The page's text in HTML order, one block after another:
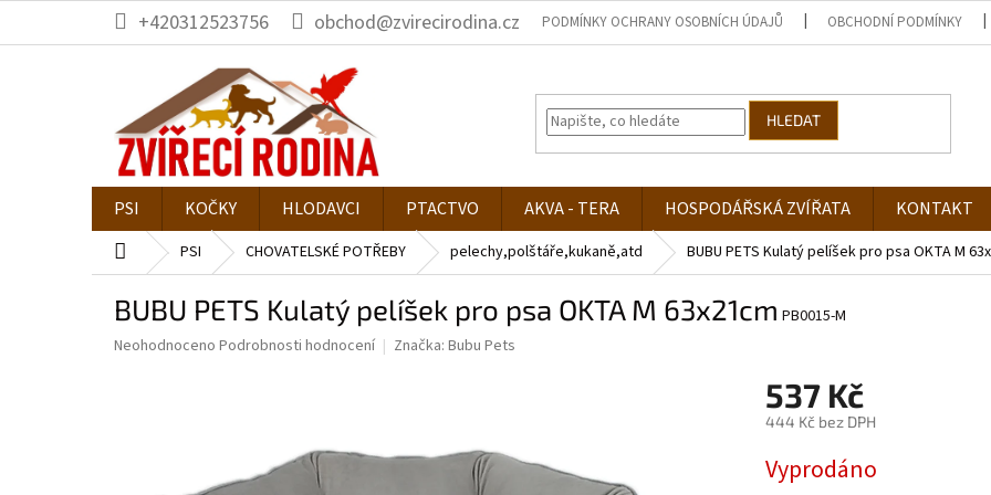
obsah
+420312523756 obchod@zvirecirodina.cz PODMÍNKY OCHRANY OSOBNÍCH ÚDAJŮ OBCHODNÍ PODMÍNKY
HLEDAT
PSI KOČKY HLODAVCI PTACTVO AKVA - TERA HOSPODÁŘSKÁ ZVÍŘATA KONTAKT
Domů PSI CHOVATELSKÉ POTŘEBY pelechy,polštáře,kukaně,atd BUBU PETS Kulatý pelíšek pro psa OKTA M
BUBU PETS Kulatý pelíšek pro psa OKTA M 63x21cm PB0015-M
Průměrné
Neohodnoceno Podrobnosti hodnocení Značka: Bubu Pets
537 Kč
444 Kč bez DPH
cena:
Vyprodáno